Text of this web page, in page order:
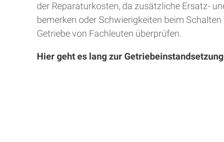
der Reparaturkosten, da zusätzliche Ersatz-
bemerken oder Schwierigkeiten beim
Getriebe von Fachleuten überprüfen.
Hier geht es lang zur